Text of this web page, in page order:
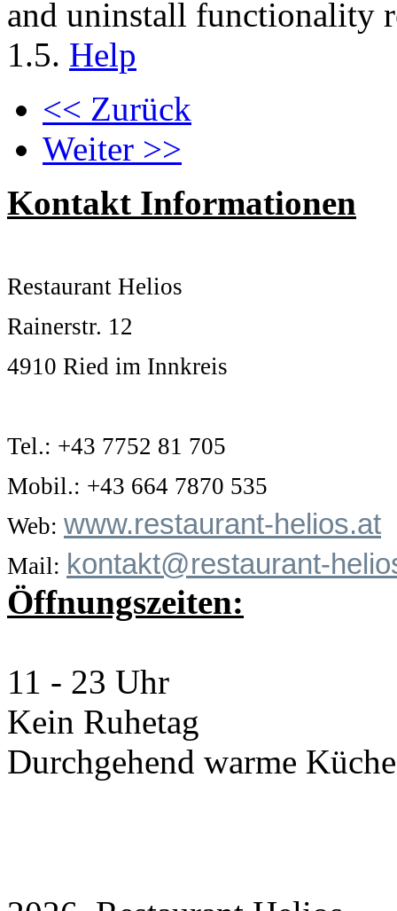
and uninstall functionality
1.5. Help
<< Zurück
Weiter >>
Kontakt Informationen
Restaurant Helios
Rainerstr. 12
4910 Ried im Innkreis
Tel.: +43 7752 81 705
Mobil.: +43 664 7870 535
Web: www.restaurant-helios.at
Mail: kontakt@restaurant-
Öffnungszeiten:
11 - 23 Uhr
Kein Ruhetag
Durchgehend warme Küche